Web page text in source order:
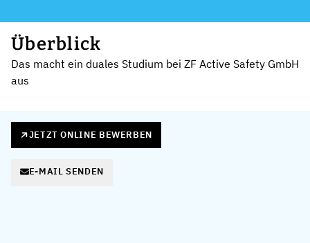
Überblick
Das macht ein duales Studium bei ZF Active Safety GmbH
aus
JETZT ONLINE BEWERBEN
E-MAIL SENDEN